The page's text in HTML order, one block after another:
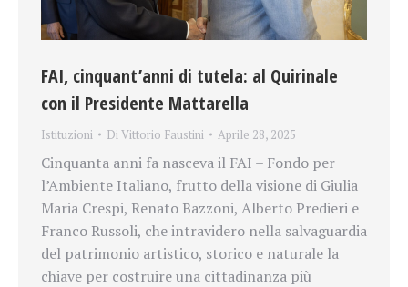
FAI, cinquant’anni di tutela: al Quirinale
con il Presidente Mattarella
Istituzioni DiVittorio Faustini Aprile 28, 2025
Cinquanta anni fa nasceva il FAI – Fondo per
l’Ambiente Italiano, frutto della visione di Giulia
Maria Crespi, Renato Bazzoni, Alberto Predieri e
Franco Russoli, che intravidero nella salvaguardia
del patrimonio artistico, storico e naturale la
chiave per costruire una cittadinanza più